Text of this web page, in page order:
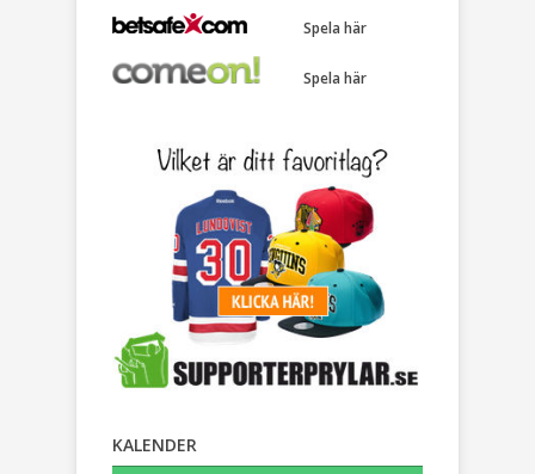
Spela här
Spela här
KALENDER